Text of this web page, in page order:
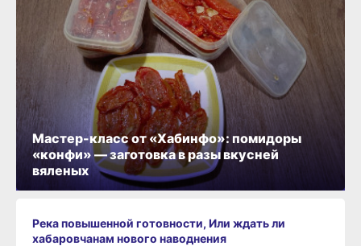
Река повышенной готовности, Или ждать ли
хабаровчанам нового наводнения
Мастер-класс от «Хабинфо»: помидоры
«конфи» — заготовка в разы вкусней
вяленых